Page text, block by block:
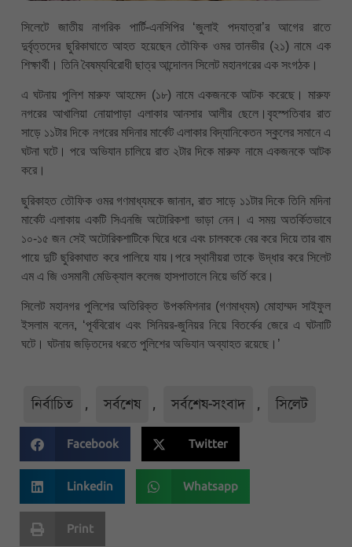
সিলেটে জাতীয় নাগরিক পার্টি-এনসিপির ‘জুলাই পদযাত্রা’র আগের রাতে
দুর্বৃত্তদের ছুরিকাঘাতে আহত হয়েছেন তৌফিক ওমর তানভীর (২১) নামে এক
শিক্ষার্থী। তিনি বৈষম্যবিরোধী ছাত্র আন্দোলন সিলেট মহানগরের এক সংগঠক।
এ ঘটনায় পুলিশ মারুফ আহমেদ (১৮) নামে একজনকে আটক করেছে। মারুফ
নগরের আখালিয়া নোয়াপাড়া এলাকার আনসার আলীর ছেলে।বৃহস্পতিবার রাত
সাড়ে ১১টার দিকে নগরের মদিনার মার্কেট এলাকার বিদ্যানিকেতন স্কুলের সমানে এ
ঘটনা ঘটে। পরে অভিযান চালিয়ে রাত ২টার দিকে মারুফ নামে একজনকে আটক
করে।
ছুরিকাহত তৌফিক ওমর গণমাধ্যমকে জানান, রাত সাড়ে ১১টার দিকে তিনি মদিনা
মার্কেট এলাকায় একটি সিএনজি অটোরিকশা ভাড়া নেন। এ সময় অতর্কিতভাবে
১০-১৫ জন সেই অটোরিকশাটিকে ঘিরে ধরে এবং চালককে বের করে দিয়ে তার বাম
পায়ে দুটি ছুরিকাঘাত করে পালিয়ে যায়।পরে স্থানীয়রা তাকে উদ্ধার করে সিলেট
এম এ জি ওসমানী মেডিক্যাল কলেজ হাসপাতালে নিয়ে ভর্তি করে।
সিলেট মহানগর পুলিশের অতিরিক্ত উপকমিশনার (গণমাধ্যম) মোহাম্মদ সাইফুল
ইসলাম বলেন, ‘পূর্ববিরোধ এবং সিনিয়র-জুনিয়র নিয়ে বিতর্কের জেরে এ ঘটনাটি
ঘটে। ঘটনায় জড়িতদের ধরতে পুলিশের অভিযান অব্যাহত রয়েছে।’
নির্বাচিত , সর্বশেষ , সর্বশেষ-সংবাদ , সিলেট
Facebook Twitter
Linkedin Whatsapp
Print